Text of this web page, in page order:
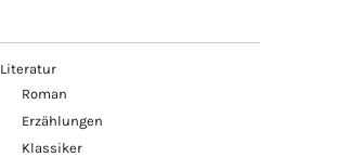
Literatur
Roman
Erzählungen
Klassiker